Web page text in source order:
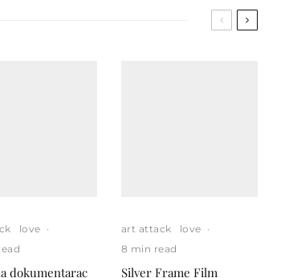
love ·
dokumentarac
art attack love ·
8 min read
Silver Frame Film